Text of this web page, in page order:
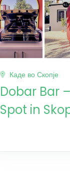
Каде во Скопје
Dobar Bar
Spot in